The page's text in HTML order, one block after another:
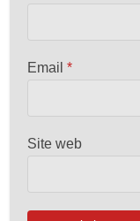
Email*
Site web